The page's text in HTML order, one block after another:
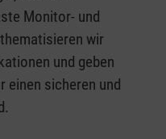
Monitor- und
wir
und geben
einen sicheren und